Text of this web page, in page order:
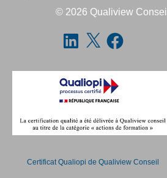
© 2026 Qualiview Conseil
Certificat Qualiopi de Qualiview Conseil